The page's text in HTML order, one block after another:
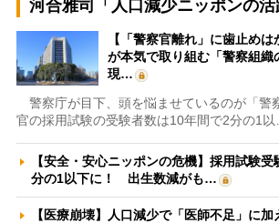
河合雅司「人口減少ニッポンの活
【「警察官離れ」に歯止め
が本気で取り組む「警察組
現…
警察庁が目下、頭を悩ませているのが「警
官の採用試験の受験者数は10年間で2分の1以
【安全・安心ニッポンの危機】採用試験
分の1以下に！ 出生数減がも…
【医療崩壊】人口減少で「医師不足」に